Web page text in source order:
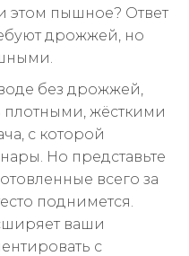
этом пышное? Ответ
дрожжей, но
без дрожжей,
плотными, жёсткими
с которой
Но представьте
всего за
поднимется.
ваши
с